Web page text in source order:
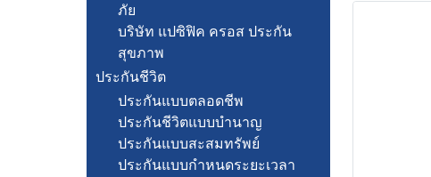
ภัย
บริษัท แปซิฟิค ครอส ประกัน
สุขภาพ
ประกันชีวิต
ประกันแบบตลอดชีพ
ประกันชีวิตแบบบำนาญ
ประกันแบบสะสมทรัพย์
ประกันแบบกำหนดระยะเวลา